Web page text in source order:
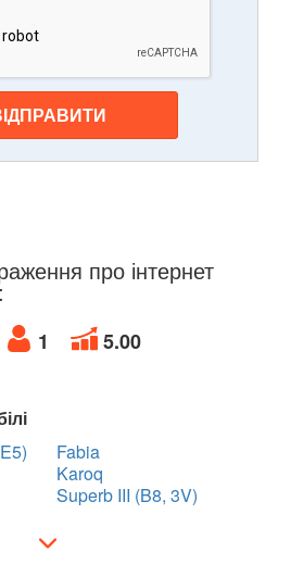
про інтернет
1 5.00
Fabia
Karoq
Superb III (B8, 3V)